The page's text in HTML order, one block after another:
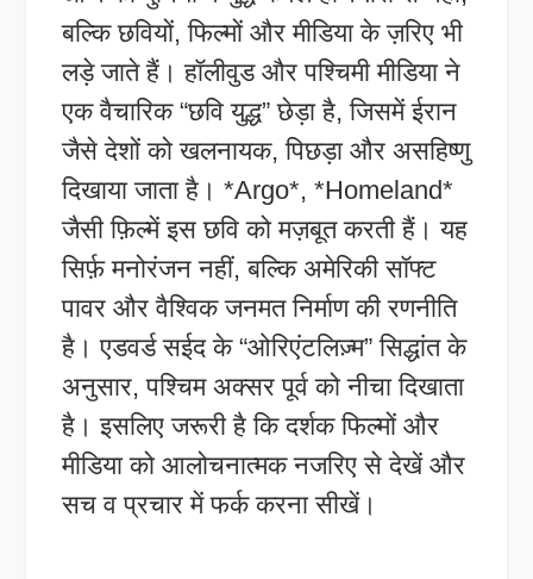
बल्कि छवियों, फिल्मों और मीडिया के ज़रिए भी
लड़े जाते हैं। हॉलीवुड और पश्चिमी मीडिया ने
एक वैचारिक “छवि युद्ध” छेड़ा है, जिसमें ईरान
जैसे देशों को खलनायक, पिछड़ा और असहिष्णु
दिखाया जाता है। *Argo*, *Homeland*
जैसी फ़िल्में इस छवि को मज़बूत करती हैं। यह
सिर्फ़ मनोरंजन नहीं, बल्कि अमेरिकी सॉफ्ट
पावर और वैश्विक जनमत निर्माण की रणनीति
है। एडवर्ड सईद के “ओरिएंटलिज़्म” सिद्धांत के
अनुसार, पश्चिम अक्सर पूर्व को नीचा दिखाता
है। इसलिए जरूरी है कि दर्शक फिल्मों और
मीडिया को आलोचनात्मक नजरिए से देखें और
सच व प्रचार में फर्क करना सीखें।